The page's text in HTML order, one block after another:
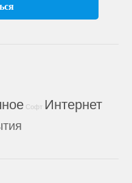
Софт Интернет